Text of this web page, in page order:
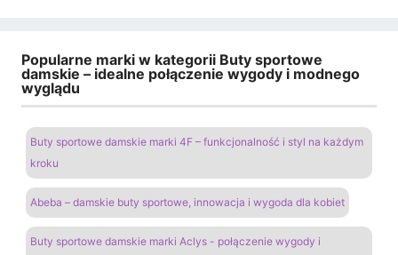
Popularne marki w kategorii Buty sportowe
damskie – idealne połączenie wygody i modnego
wyglądu
Buty sportowe damskie marki 4F – funkcjonalność i styl na każdym
kroku
Abeba – damskie buty sportowe, innowacja i wygoda dla kobiet
Buty sportowe damskie marki Aclys - połączenie wygody i